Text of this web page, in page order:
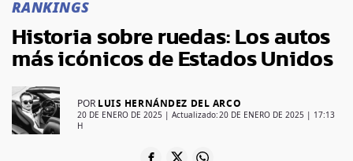
CURIOSIDADES
MARCAS
SÍGUENOS
RANKINGS
Historia sobre ruedas: Los autos
más icónicos de Estados Unidos
POR LUIS HERNÁNDEZ DEL ARCO
20 DE ENERO DE 2025 | Actualizado: 20 DE ENERO DE 2025 | 17:13
H